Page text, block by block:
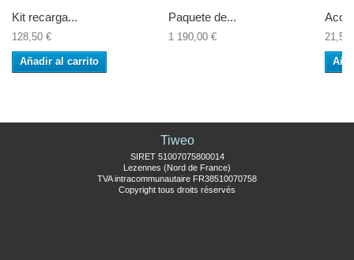
Kit recarga...
128,50 €
Añadir al carrito
Paquete de...
1 190,00 € 21,50
Tiweo
SIRET 51007075800014
Lezennes (Nord de France)
TVA intracommunautaire FR38510070758
Copyright tous droits réservés